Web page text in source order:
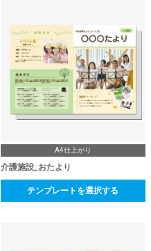
A4仕上がり
介護施設_おたより
テンプレートを選択する